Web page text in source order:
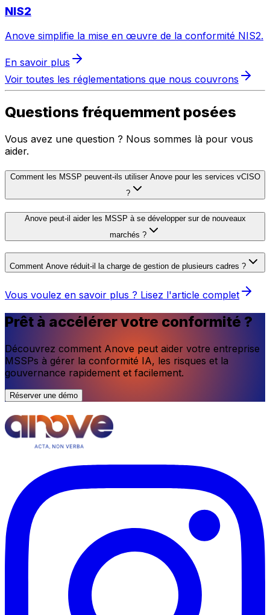
NIS2
Anove simplifie la mise en œuvre de la conformité NIS2.
En savoir plus
Voir toutes les réglementations que nous couvrons
Questions fréquemment posées
Vous avez une question ? Nous sommes là pour vous
aider.
Comment les MSSP peuvent-ils utiliser Anove pour les services vCISO
?
Anove peut-il aider les MSSP à se développer sur de nouveaux
marchés ?
Comment Anove réduit-il la charge de gestion de plusieurs cadres ?
Vous voulez en savoir plus ? Lisez l'article complet
Prêt à accélérer votre conformité ?
Découvrez comment Anove peut aider votre entreprise
MSSPs à gérer la conformité IA, les risques et la
gouvernance rapidement et facilement.
Réserver une démo